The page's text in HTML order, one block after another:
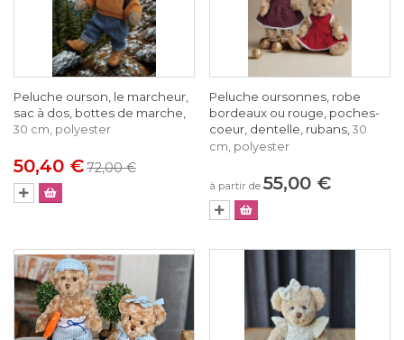
Peluche ourson, le marcheur,
sac à dos, bottes de marche,
30 cm, polyester
50,40 €72,00 €
Peluche oursonnes, robe
bordeaux ou rouge, poches-
coeur, dentelle, rubans, 30
cm, polyester
à partir de 55,00 €